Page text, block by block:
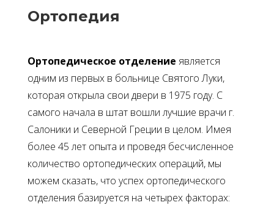
Ортопедия
Ортопедическое отделение является
одним из первых в больнице Святого Луки,
которая открыла свои двери в 1975 году. С
самого начала в штат вошли лучшие врачи г.
Салоники и Северной Греции в целом. Имея
более 45 лет опыта и проведя бесчисленное
количество ортопедических операций, мы
можем сказать, что успех ортопедического
отделения базируется на четырех факторах: